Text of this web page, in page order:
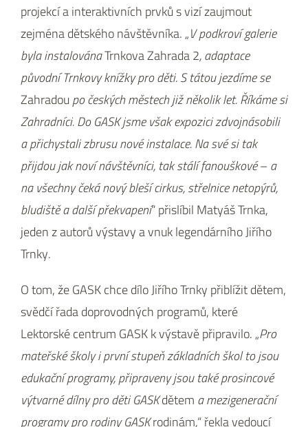
projekcí a interaktivních prvků s vizí zaujmout
zejména dětského návštěvníka. „V podkroví galerie
byla instalovánaTrnkova Zahrada 2, adaptace
původní Trnkovy knížky pro děti. S tátou jezdíme se
Zahradou po českých městech již několik let. Říkáme si
Zahradníci. Do GASK jsme však expozici zdvojnásobili
a přichystali zbrusu nové instalace. Na své si tak
přijdou jak noví návštěvníci, tak stálí fanouškové–a
na všechny čeká nový bleší cirkus, střelnice netopýrů,
bludiště a další překvapení“ přislíbil Matyáš Trnka,
jeden z autorů výstavy a vnuk legendárního Jiřího
Trnky.
O tom, že GASK chce dílo Jiřího Trnky přiblížit dětem,
svědčí řada doprovodných programů, které
Lektorské centrum GASK k výstavě připravilo. „Pro
mateřské školy i první stupeň základních škol to jsou
edukační programy, připraveny jsou také prosincové
výtvarné dílny pro děti GASKdětem a mezigenerační
programy pro rodiny GASKrodinám,“ řekla vedoucí